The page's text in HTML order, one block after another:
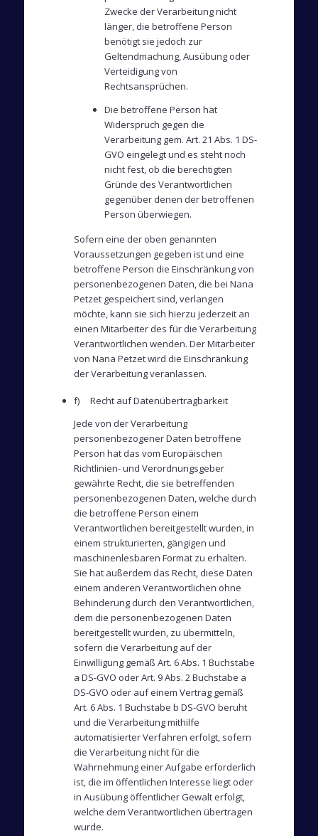
Zwecke der Verarbeitung nicht
länger, die betroffene Person
benötigt sie jedoch zur
Geltendmachung, Ausübung oder
Verteidigung von
Rechtsansprüchen.
Die betroffene Person hat
Widerspruch gegen die
Verarbeitung gem. Art. 21 Abs. 1 DS-
GVO eingelegt und es steht noch
nicht fest, ob die berechtigten
Gründe des Verantwortlichen
gegenüber denen der betroffenen
Person überwiegen.
Sofern eine der oben genannten
Voraussetzungen gegeben ist und eine
betroffene Person die Einschränkung von
personenbezogenen Daten, die bei Nana
Petzet gespeichert sind, verlangen
möchte, kann sie sich hierzu jederzeit an
einen Mitarbeiter des für die Verarbeitung
Verantwortlichen wenden. Der Mitarbeiter
von Nana Petzet wird die Einschränkung
der Verarbeitung veranlassen.
f) Recht auf Datenübertragbarkeit
Jede von der Verarbeitung
personenbezogener Daten betroffene
Person hat das vom Europäischen
Richtlinien- und Verordnungsgeber
gewährte Recht, die sie betreffenden
personenbezogenen Daten, welche durch
die betroffene Person einem
Verantwortlichen bereitgestellt wurden, in
einem strukturierten, gängigen und
maschinenlesbaren Format zu erhalten.
Sie hat außerdem das Recht, diese Daten
einem anderen Verantwortlichen ohne
Behinderung durch den Verantwortlichen,
dem die personenbezogenen Daten
bereitgestellt wurden, zu übermitteln,
sofern die Verarbeitung auf der
Einwilligung gemäß Art. 6 Abs. 1 Buchstabe
a DS-GVO oder Art. 9 Abs. 2 Buchstabe a
DS-GVO oder auf einem Vertrag gemäß
Art. 6 Abs. 1 Buchstabe b DS-GVO beruht
und die Verarbeitung mithilfe
automatisierter Verfahren erfolgt, sofern
die Verarbeitung nicht für die
Wahrnehmung einer Aufgabe erforderlich
ist, die im öffentlichen Interesse liegt oder
in Ausübung öffentlicher Gewalt erfolgt,
welche dem Verantwortlichen übertragen
wurde.